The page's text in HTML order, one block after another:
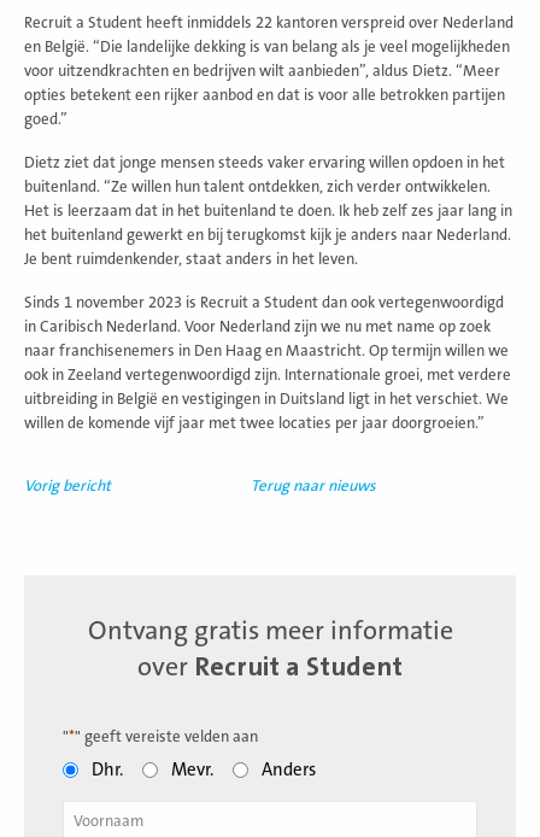
Recruit a Student heeft inmiddels 22 kantoren verspreid over Nederland
en België. “Die landelijke dekking is van belang als je veel mogelijkheden
voor uitzendkrachten en bedrijven wilt aanbieden”, aldus Dietz. “Meer
opties betekent een rijker aanbod en dat is voor alle betrokken partijen
goed.”
Dietz ziet dat jonge mensen steeds vaker ervaring willen opdoen in het
buitenland. “Ze willen hun talent ontdekken, zich verder ontwikkelen.
Het is leerzaam dat in het buitenland te doen. Ik heb zelf zes jaar lang in
het buitenland gewerkt en bij terugkomst kijk je anders naar Nederland.
Je bent ruimdenkender, staat anders in het leven.
Sinds 1 november 2023 is Recruit a Student dan ook vertegenwoordigd
in Caribisch Nederland. Voor Nederland zijn we nu met name op zoek
naar franchisenemers in Den Haag en Maastricht. Op termijn willen we
ook in Zeeland vertegenwoordigd zijn. Internationale groei, met verdere
uitbreiding in België en vestigingen in Duitsland ligt in het verschiet. We
willen de komende vijf jaar met twee locaties per jaar doorgroeien.”
Vorig bericht Terug naar nieuws
Ontvang gratis meer informatie
over Recruit a Student
"*" geeft vereiste velden aan
Dhr. Mevr. Anders